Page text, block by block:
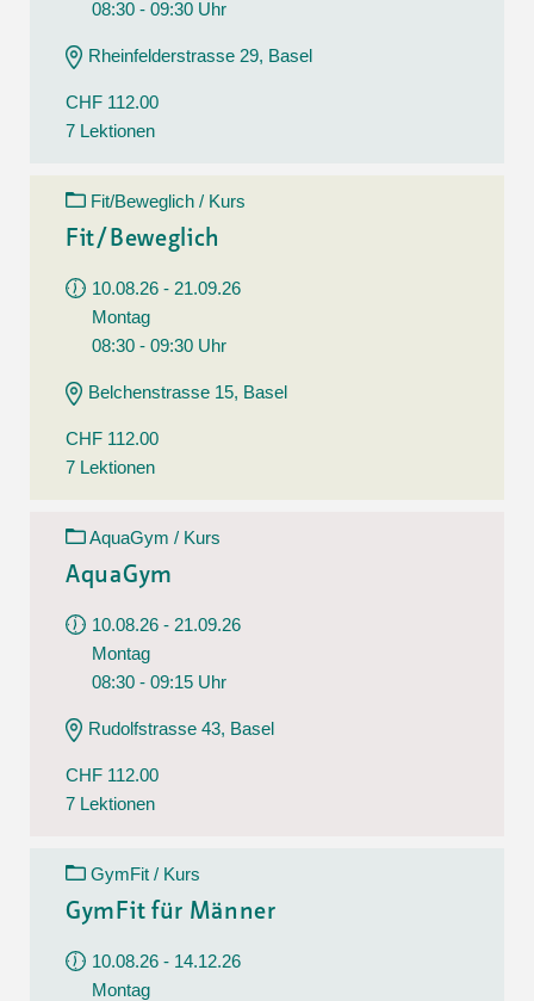
08:30 - 09:30 Uhr
Rheinfelderstrasse 29, Basel
CHF 112.00
7 Lektionen
Fit/Beweglich / Kurs
Fit/Beweglich
10.08.26 - 21.09.26
Montag
08:30 - 09:30 Uhr
Belchenstrasse 15, Basel
CHF 112.00
7 Lektionen
AquaGym / Kurs
AquaGym
10.08.26 - 21.09.26
Montag
08:30 - 09:15 Uhr
Rudolfstrasse 43, Basel
CHF 112.00
7 Lektionen
GymFit / Kurs
GymFit für Männer
10.08.26 - 14.12.26
Montag